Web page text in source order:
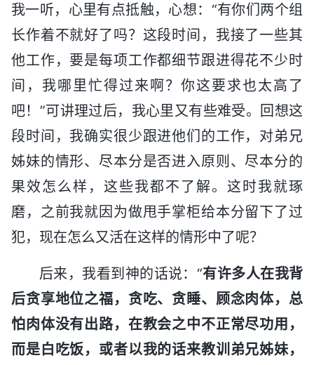
我一听，心里有点抵触，心想：“有你们两个组
长作着不就好了吗？这段时间，我接了一些其
他工作，要是每项工作都细节跟进得花不少时
间，我哪里忙得过来啊？你这要求也太高了
吧！”可讲理过后，我心里又有些难受。回想这
段时间，我确实很少跟进他们的工作，对弟兄
姊妹的情形、尽本分是否进入原则、尽本分的
果效怎么样，这些我都不了解。这时我就琢
磨，之前我就因为做甩手掌柜给本分留下了过
犯，现在怎么又活在这样的情形中了呢？
后来，我看到神的话说：“有许多人在我背
后贪享地位之福，贪吃、贪睡、顾念肉体，总
怕肉体没有出路，在教会之中不正常尽功用，
而是白吃饭，或者以我的话来教训弟兄姊妹，